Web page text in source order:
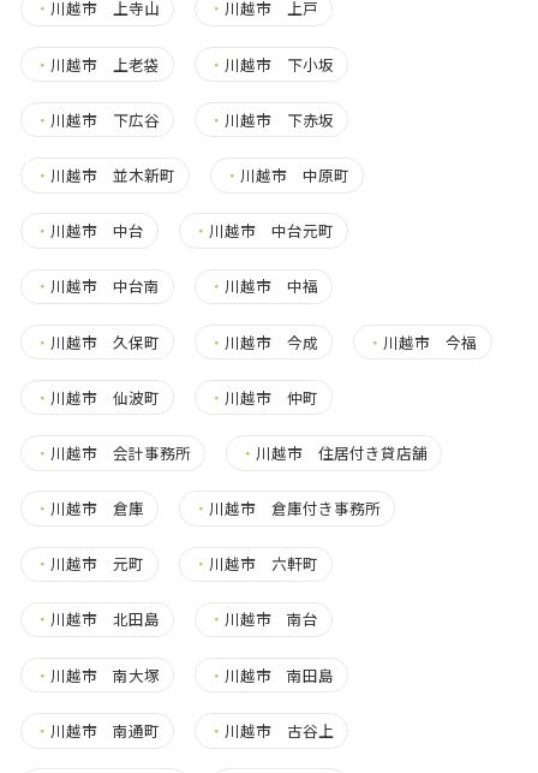
・ 川越市 上寺山 ・ 川越市 上戸
・ 川越市 上老袋 ・ 川越市 下小坂
・ 川越市 下広谷 ・ 川越市 下赤坂
・ 川越市 並木新町 ・ 川越市 中原町
・ 川越市 中台 ・ 川越市 中台元町
・ 川越市 中台南 ・ 川越市 中福
・ 川越市 久保町 ・ 川越市 今成 ・ 川越市 今福
・ 川越市 仙波町 ・ 川越市 仲町
・ 川越市 会計事務所 ・ 川越市 住居付き貸店舗
・ 川越市 倉庫 ・ 川越市 倉庫付き事務所
・ 川越市 元町 ・ 川越市 六軒町
・ 川越市 北田島 ・ 川越市 南台
・ 川越市 南大塚 ・ 川越市 南田島
・ 川越市 南通町 ・ 川越市 古谷上